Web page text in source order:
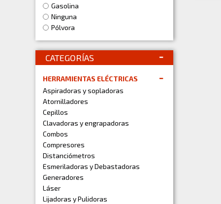
Gasolina
Ninguna
Pólvora
CATEGORÍAS
HERRAMIENTAS ELÉCTRICAS
Aspiradoras y sopladoras
Atornilladores
Cepillos
Clavadoras y engrapadoras
Combos
Compresores
Distanciómetros
Esmeriladoras y Debastadoras
Generadores
Láser
Lijadoras y Pulidoras